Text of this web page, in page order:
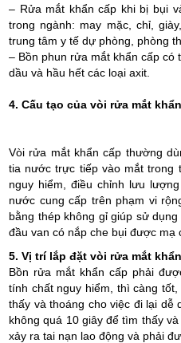
– Rửa mắt khẩn cấp khi bị bụi
trong ngành: may mặc, chỉ,
trung tâm y tế dự phòng, phòng
– Bồn phun rửa mắt khẩn cấp có
dầu và hầu hết các loại axit.
4. Cấu tạo của vòi rửa mắt
Vòi rửa mắt khẩn cấp thường
tia nước trực tiếp vào mắt trong
nguy hiểm, điều chỉnh lưu
nước cung cấp trên phạm vi
bằng thép không gỉ giúp sử
đầu van có nắp che bụi được mạ
5. Vị trí lắp đặt vòi rửa mắt
Bồn rửa mắt khẩn cấp phải
tính chất nguy hiểm, thì càng
thấy và thoáng cho việc đi lại dễ
không quá 10 giây để tìm thấy
xảy ra tai nạn lao động và phải